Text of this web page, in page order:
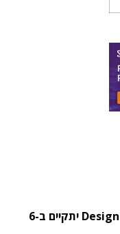
וובינר סינופסיס ל-Design Optimization יתקיים ב-6